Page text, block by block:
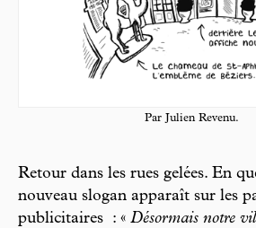
Par Julien Revenu.
Retour dans les rues gelées. En
nouveau slogan apparaît sur les
publicitaires : « Désormais notre